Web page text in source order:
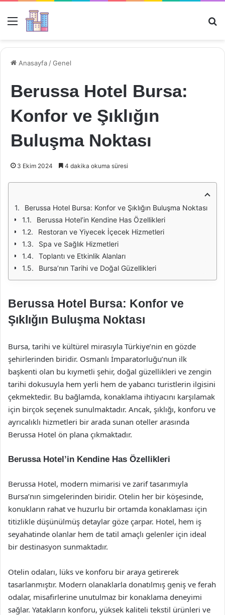
Menü
Anasayfa /Genel
Berussa Hotel Bursa:
Konfor ve Şıklığın
Buluşma Noktası
3 Ekim 2024 4 dakika okuma süresi
Berussa Hotel Bursa: Konfor ve Şıklığın Buluşma Noktası
Berussa Hotel’in Kendine Has Özellikleri
Restoran ve Yiyecek İçecek Hizmetleri
Spa ve Sağlık Hizmetleri
Toplantı ve Etkinlik Alanları
Bursa’nın Tarihi ve Doğal Güzellikleri
Berussa Hotel Bursa: Konfor ve
Şıklığın Buluşma Noktası
Bursa, tarihi ve kültürel mirasıyla Türkiye’nin en gözde
şehirlerinden biridir. Osmanlı İmparatorluğu’nun ilk
başkenti olan bu kıymetli şehir, doğal güzellikleri ve zengin
tarihi dokusuyla hem yerli hem de yabancı turistlerin ilgisini
çekmektedir. Bu bağlamda, konaklama ihtiyacını karşılamak
için birçok seçenek sunulmaktadır. Ancak, şıklığı, konforu ve
ayrıcalıklı hizmetleri bir arada sunan oteller arasında
Berussa Hotel ön plana çıkmaktadır.
Berussa Hotel’in Kendine Has Özellikleri
Berussa Hotel, modern mimarisi ve zarif tasarımıyla
Bursa’nın simgelerinden biridir. Otelin her bir köşesinde,
konukların rahat ve huzurlu bir ortamda konaklaması için
titizlikle düşünülmüş detaylar göze çarpar. Hotel, hem iş
seyahatinde olanlar hem de tatil amaçlı gelenler için ideal
bir destinasyon sunmaktadır.
Otelin odaları, lüks ve konforu bir araya getirerek
tasarlanmıştır. Modern olanaklarla donatılmış geniş ve ferah
odalar, misafirlerine unutulmaz bir konaklama deneyimi
sağlar. Yatakların konforu, yüksek kaliteli tekstil ürünleri ve